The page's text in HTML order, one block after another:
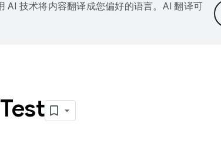
AI 技术将内容翻译成您偏好的语言。AI 翻译可
Test